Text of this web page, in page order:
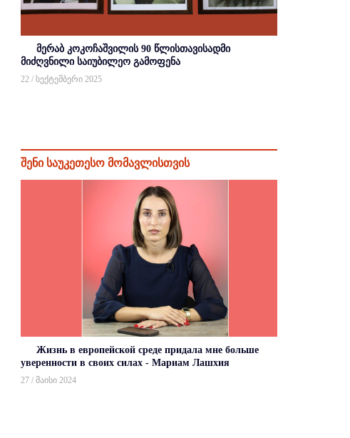
მერაბ კოკოჩაშვილის 90 წლისთავისადმი
მიძღვნილი საიუბილეო გამოფენა
22 / სექტემბერი 2025
შენი საუკეთესო მომავლისთვის
Жизнь в европейской среде придала мне больше
уверенности в своих силах - Мариам Лашхия
27 / მაისი 2024